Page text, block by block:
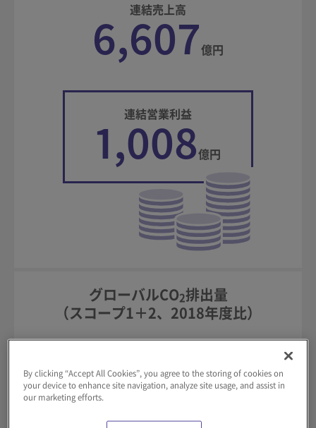
連結売上高
6,607億円
連結営業利益
1,008億円
グローバルCO2排出量
（スコープ1＋2、2018年度比）
57 ％削減※1
By clicking “Accept All Cookies”, you agree to the storing of cookies on
your device to enhance site navigation, analyze site usage, and assist in
our marketing efforts.